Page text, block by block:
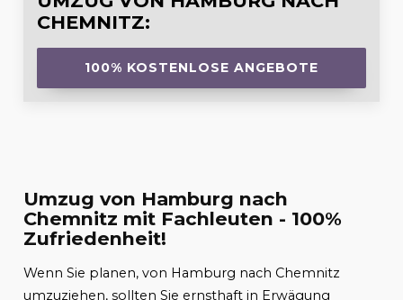
CHEMNITZ:
100% KOSTENLOSE ANGEBOTE
Umzug von Hamburg nach
Chemnitz mit Fachleuten - 100%
Zufriedenheit!
Wenn Sie planen, von Hamburg nach Chemnitz
umzuziehen, sollten Sie ernsthaft in Erwägung